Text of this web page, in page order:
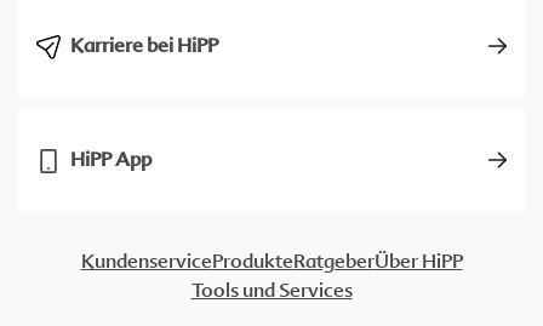
Karriere bei HiPP
HiPP App
KundenserviceProdukteRatgeberÜber HiPP
Tools und Services